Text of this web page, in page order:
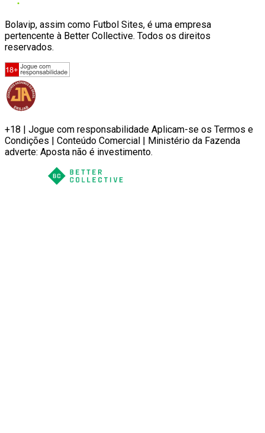
Bolavip, assim como Futbol Sites, é uma empresa
pertencente à Better Collective. Todos os direitos
reservados.
+18 | Jogue com responsabilidade Aplicam-se os Termos e
Condições | Conteúdo Comercial | Ministério da Fazenda
adverte: Aposta não é investimento.